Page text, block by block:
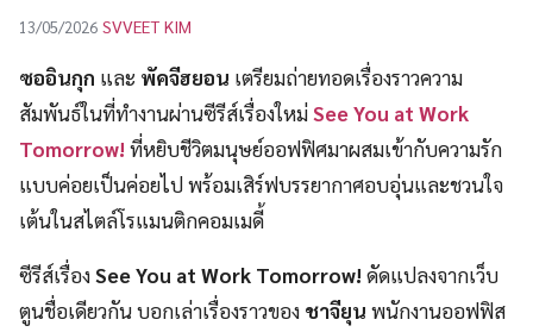
13/05/2026 SVVEET KIM
ซออินกุก และ พัคจีฮยอน เตรียมถ่ายทอดเรื่องราวความ
สัมพันธ์ในที่ทำงานผ่านซีรีส์เรื่องใหม่See You at Work
Tomorrow! ที่หยิบชีวิตมนุษย์ออฟฟิศมาผสมเข้ากับความรัก
แบบค่อยเป็นค่อยไป พร้อมเสิร์ฟบรรยากาศอบอุ่นและชวนใจ
เต้นในสไตล์โรแมนติกคอมเมดี้
ซีรีส์เรื่องSee You at Work Tomorrow! ดัดแปลงจากเว็บ
ตูนชื่อเดียวกัน บอกเล่าเรื่องราวของ ชาจียุน พนักงานออฟฟิส